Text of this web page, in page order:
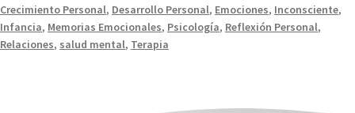
Crecimiento Personal, Desarrollo Personal, Emociones, Inconsciente,
Infancia, Memorias Emocionales, Psicología, Reflexión Personal,
Relaciones, salud mental, Terapia